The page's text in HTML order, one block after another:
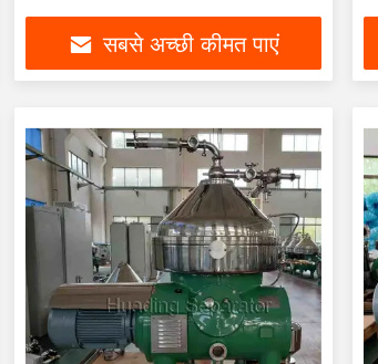
सबसे अच्छी कीमत पाएं